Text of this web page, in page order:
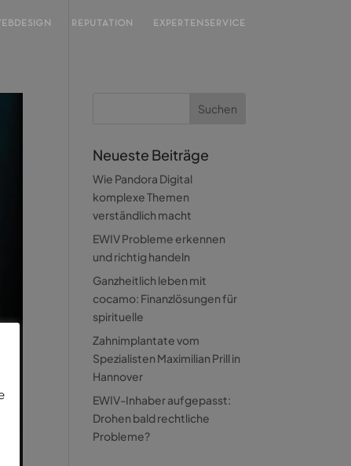
REPUTATION EXPERTENSERVICE
Neueste Beiträge
Wie Pandora Digital
komplexe Themen
verständlich macht
EWIV Probleme erkennen
und richtig handeln
Ganzheitlich leben mit
cocamo: Finanzlösungen für
spirituelle
Zahnimplantate vom
Spezialisten Maximilian Prill in
Hannover
EWIV-Inhaber aufgepasst:
Drohen bald rechtliche
Probleme?